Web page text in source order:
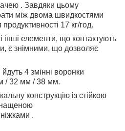
. Завдяки цьому
між двома швидкостями
17 кг/год.
інші елементи, що контактують
є знімними, що дозволяє
4 змінні воронки
/ 32 мм / 38 мм.
конструкцію із стійкою
.